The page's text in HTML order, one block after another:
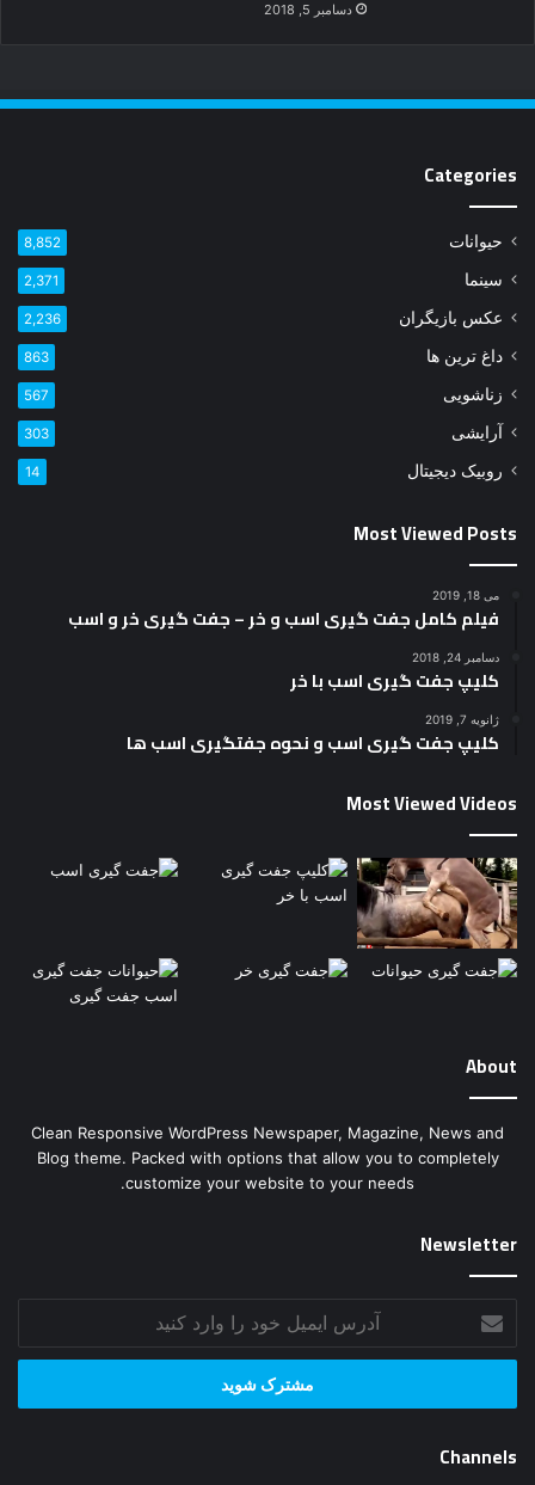
دسامبر 5, 2018
Categories
حیوانات 8,852
سینما 2,371
عکس بازیگران 2,236
داغ ترین ها 863
زناشویی 567
آرایشی 303
روبیک دیجیتال 14
Most Viewed Posts
می 18, 2019
فیلم کامل جفت گیری اسب و خر – جفت گیری خر و اسب
دسامبر 24, 2018
کلیپ جفت گیری اسب با خر
ژانویه 7, 2019
کلیپ جفت گیری اسب و نحوه جفتگیری اسب ها
Most Viewed Videos
About
Clean Responsive WordPress Newspaper, Magazine, News and
Blog theme. Packed with options that allow you to completely
customize your website to your needs.
Newsletter
ایمیل
خود
وارد
Channels